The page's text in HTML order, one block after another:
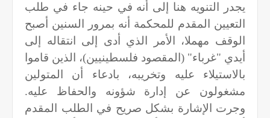
يجدر التنويه هنا إلى أنه في حينه جاء في طلب
التعيين المقدم للمحكمة أنه بمرور السنين أصبح
الوقف مهملا، الأمر الذي أدى إلى انتقاله إلى
أيدي "غرباء" (المقصود فلسطينيين)، الذين قاموا
بالاستيلاء عليه وتخريبه، بادعاء أن المتولين
مشغولون عن إدارة شؤونه والحفاظ عليه.
وجرت الإشارة بشكل صريح في الطلب المقدم